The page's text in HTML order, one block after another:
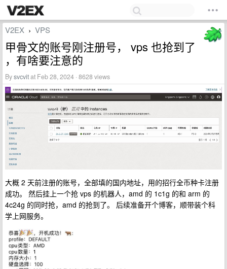
V2EX › VPS
甲骨文的账号刚注册号， vps 也抢到了
，有啥要注意的
Bysvcvitat Feb 28, 2024 · 8628 views
大概 2 天前注册的账号，全部填的国内地址，用的招行全币种卡注册
成功。 然后挂上一个抢 vps 的机器人，amd 的 1c1g 的和 arm 的
4c24g 的同时抢，amd 的抢到了。 后续准备开个博客，顺带装个科
学上网服务。